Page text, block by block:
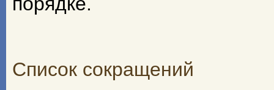
Список сокращений